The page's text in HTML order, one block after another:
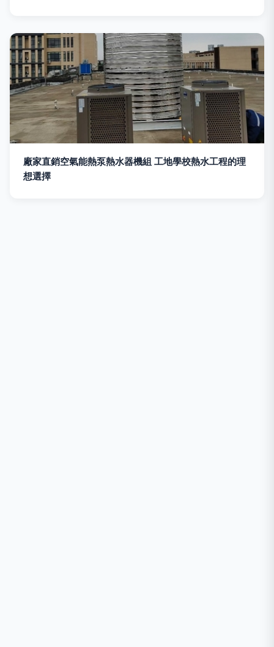
廠家直銷空氣能熱泵熱水器機組 工地學校熱水工程的理
想選擇